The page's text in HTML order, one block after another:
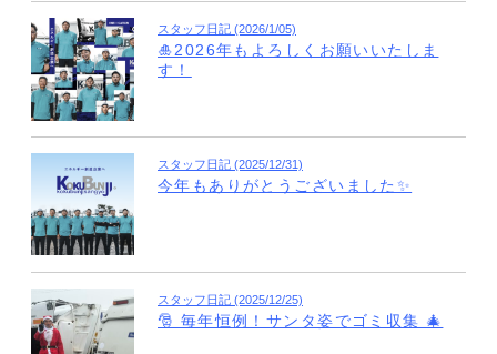
スタッフ日記 (2026/1/05)
🎍2026年もよろしくお願いいたしま
す！
スタッフ日記 (2025/12/31)
今年もありがとうございました✨
スタッフ日記 (2025/12/25)
🎅 毎年恒例！サンタ姿でゴミ収集 🎄